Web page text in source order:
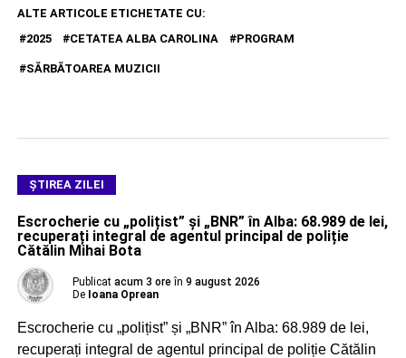
ALTE ARTICOLE ETICHETATE CU:
2025
CETATEA ALBA CAROLINA PROGRAM
SĂRBĂTOAREA MUZICII
ŞTIREA ZILEI
Escrocherie cu „polițist” și „BNR” în Alba: 68.989 de lei,
recuperați integral de agentul principal de poliție
Cătălin Mihai Bota
Publicat acum 3 ore în 9 august 2026
De Ioana Oprean
Escrocherie cu „polițist” și „BNR” în Alba: 68.989 de lei,
recuperați integral de agentul principal de poliție Cătălin